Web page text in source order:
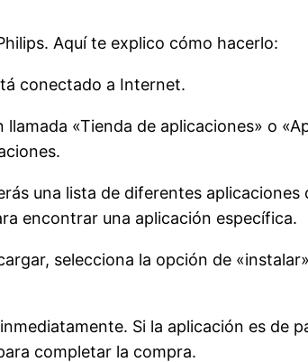
Aquí te explico cómo hacerlo:
conectado a Internet.
«Tienda de aplicaciones» o
una lista de diferentes
encontrar una aplicación específica.
selecciona la opción de
Si la aplicación es de
completar la compra.